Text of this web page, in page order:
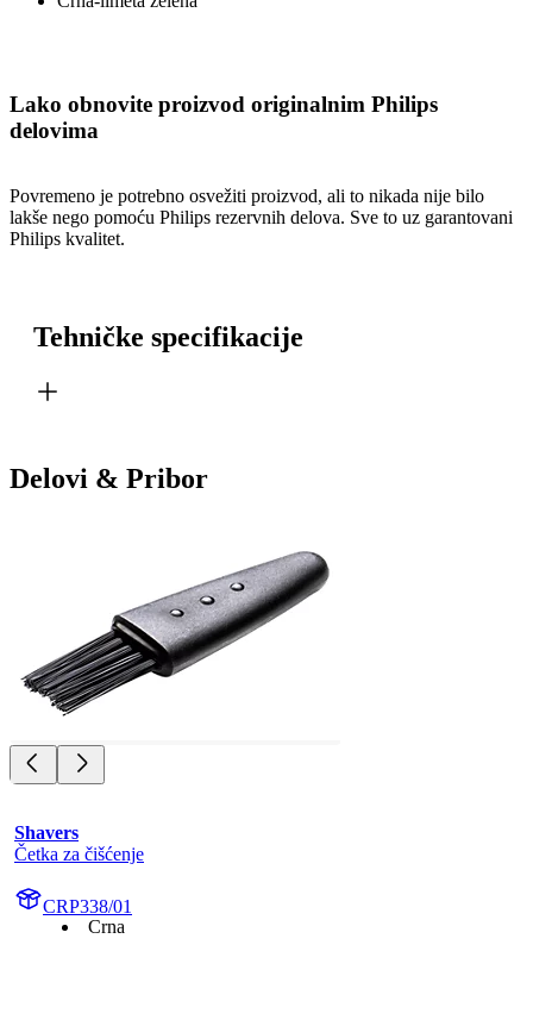
Lako obnovite proizvod originalnim Philips
delovima
Povremeno je potrebno osvežiti proizvod, ali to nikada nije bilo
lakše nego pomoću Philips rezervnih delova. Sve to uz garantovani
Philips kvalitet.
Tehničke specifikacije
Delovi & Pribor
Shavers
Četka za čišćenje
CRP338/01
Crna